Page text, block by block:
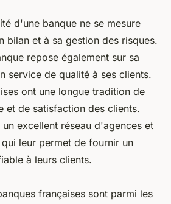
d'une banque ne se mesure
bilan et à sa gestion des risques.
repose également sur sa
service de qualité à ses clients.
ont une longue tradition de
et de satisfaction des clients.
excellent réseau d'agences et
leur permet de fournir un
à leurs clients.
françaises sont parmi les